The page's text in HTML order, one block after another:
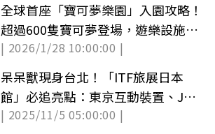
全球首座「寶可夢樂園」入園攻略！
超過600隻寶可夢登場，遊樂設施、
周邊票價
| 2026/1/28 10:00:00 |
呆呆獸現身台北！「ITF旅展日本
館」必追亮點：東京互動裝置、JR
西日本買一送一
| 2025/11/5 05:00:00 |